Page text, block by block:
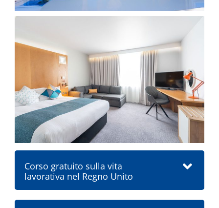
Corso gratuito sulla vita
lavorativa nel Regno Unito